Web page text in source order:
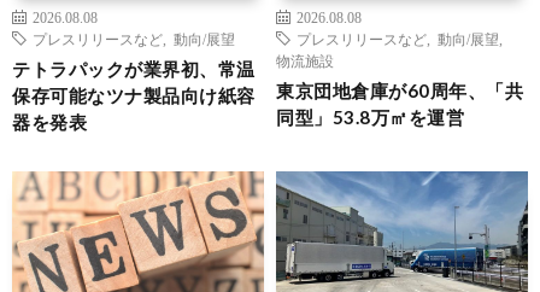
2026.08.08
プレスリリースなど
動向/展望
テトラパックが業界初、常温
保存可能なツナ製品向け紙容
器を発表
2026.08.08
プレスリリースなど
動向/展望
物流施設
東京団地倉庫が60周年、「共
同型」53.8万㎡を運営